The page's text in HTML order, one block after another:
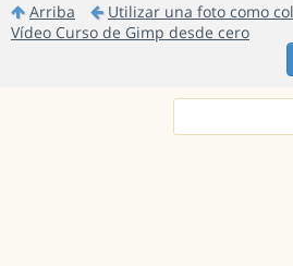
Arriba
Utilizar una foto como
Vídeo Curso de Gimp desde cero